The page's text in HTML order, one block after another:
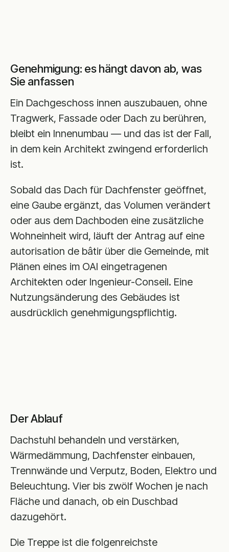
Genehmigung: es hängt davon ab, was
Sie anfassen
Ein Dachgeschoss innen auszubauen, ohne
Tragwerk, Fassade oder Dach zu berühren,
bleibt ein Innenumbau — und das ist der Fall,
in dem kein Architekt zwingend erforderlich
ist.
Sobald das Dach für Dachfenster geöffnet,
eine Gaube ergänzt, das Volumen verändert
oder aus dem Dachboden eine zusätzliche
Wohneinheit wird, läuft der Antrag auf eine
autorisation de bâtir über die Gemeinde, mit
Plänen eines im OAI eingetragenen
Architekten oder Ingenieur-Conseil. Eine
Nutzungsänderung des Gebäudes ist
ausdrücklich genehmigungspflichtig.
Der Ablauf
Dachstuhl behandeln und verstärken,
Wärmedämmung, Dachfenster einbauen,
Trennwände und Verputz, Boden, Elektro und
Beleuchtung. Vier bis zwölf Wochen je nach
Fläche und danach, ob ein Duschbad
dazugehört.
Die Treppe ist die folgenreichste